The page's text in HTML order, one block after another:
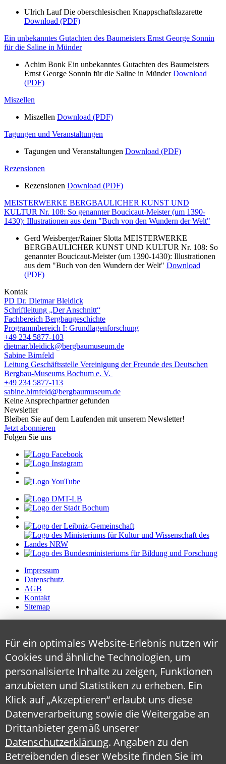
Ulrich Lauf Die oberschlesischen Knappschaftslazarette
Download (PDF)
Ein unbekanntes Gutachten des Baumeisters Ernst George Sonnin
für die Saline in Münder
Achim Bonk Ein unbekanntes Gutachten des Baumeisters
Ernst George Sonnin für die Saline in MünderDownload
(PDF)
Miszellen
Miszellen Download (PDF)
Tagungen und Veranstaltungen
Tagungen und Veranstaltungen Download (PDF)
Rezensionen
Rezensionen Download (PDF)
MEISTERWERKE BERGBAULICHER KUNST UND
KULTUR Nr. 108: So genannter Boucicaut-Meister (um 1390-
1430): Illustrationen aus dem "Buch von den Wundern der Welt"
Gerd Weisberger/Rainer Slotta MEISTERWERKE
BERGBAULICHER KUNST UND KULTUR Nr. 108: So
genannter Boucicaut-Meister (um 1390-1430): Illustrationen
aus dem "Buch von den Wundern der Welt" Download
(PDF)
Kontak
PD Dr. Dietmar Bleidick
Schriftleitung „Der Anschnitt“
Fachbereich Bergbaugeschichte
Programmbereich I: Grundlagenforschung
+49 234 5877-103
dietmar.bleidick@bergbaumuseum.de
Sabine Birnfeld
Leitung Geschäftsstelle Vereinigung der Freunde des Deutschen
Bergbau-Museums Bochum e. V.
+49 234 5877-113
sabine.birnfeld@bergbaumuseum.de
Keine Ansprechpartner gefunden
Newsletter
Bleiben Sie auf dem Laufenden mit unserem Newsletter!
Jetzt abonnieren
Folgen Sie uns
Impressum
Datenschutz
AGB
Kontakt
Sitemap
Für ein optimales Website-Erlebnis nutzen wir
Cookies und ähnliche Technologien, um
personalisierte Inhalte zu zeigen, Funktionen
anzubieten und Statistiken zu erheben. Ein
Klick auf „Akzeptieren“ erlaubt uns diese
Datenverarbeitung sowie die Weitergabe an
Drittanbieter gemäß unserer
Datenschutzerklärung. Angaben zu den
Betreibenden dieser Website finden Sie im